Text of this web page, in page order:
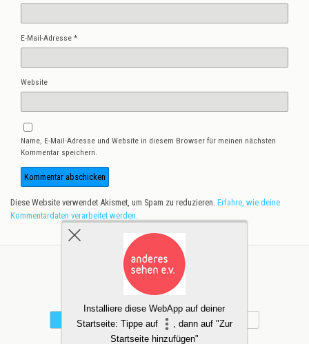
E-Mail-Adresse *
Website
Name, E-Mail-Adresse und Website in diesem Browser für meinen nächsten
Kommentar speichern.
Diese Website verwendet Akismet, um Spam zu reduzieren. Erfahre, wie deine
Kommentardaten verarbeitet werden.
Zum Seitenanfang
Mobil Desktop
Installiere diese WebApp auf deiner
Startseite: Tippe auf
, dann auf "Zur
Startseite hinzufügen"